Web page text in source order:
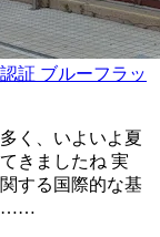
証 ブルーフラッ
く、いよいよ夏
ましたね 実
する国際的な基
……